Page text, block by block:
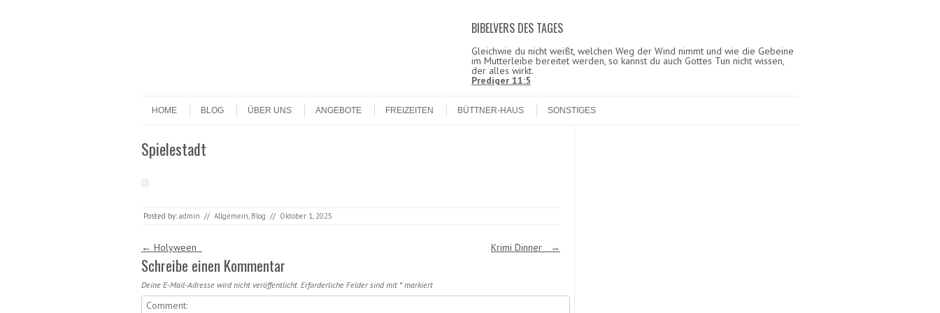
BIBELVERS DES TAGES
Gleichwie du nicht weißt, welchen Weg der Wind nimmt und wie die Gebeine
im Mutterleibe bereitet werden, so kannst du auch Gottes Tun nicht wissen,
der alles wirkt.
Prediger 11:5
Menu
HOME
BLOG ÜBER UNS ANGEBOTE FREIZEITEN BÜTTNER-HAUS SONSTIGES
Spielestadt
Posted by: admin // Allgemein, Blog // Oktober 1, 2025
Post navigation
← Holyween Krimi Dinner →
Schreibe einen Kommentar
Deine E-Mail-Adresse wird nicht veröffentlicht. Erforderliche Felder sind mit * markiert